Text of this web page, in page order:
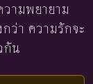
ามพยายาม
ว่า ความรักจะ
กัน